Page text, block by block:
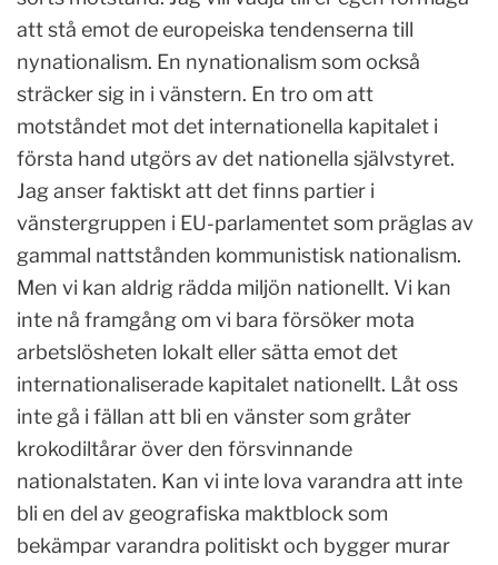
att stå emot de europeiska tendenserna till
nynationalism. En nynationalism som också
sträcker sig in i vänstern. En tro om att
motståndet mot det internationella kapitalet i
första hand utgörs av det nationella självstyret.
Jag anser faktiskt att det finns partier i
vänstergruppen i EU-parlamentet som präglas av
gammal nattstånden kommunistisk nationalism.
Men vi kan aldrig rädda miljön nationellt. Vi kan
inte nå framgång om vi bara försöker mota
arbetslösheten lokalt eller sätta emot det
internationaliserade kapitalet nationellt. Låt oss
inte gå i fällan att bli en vänster som gråter
krokodiltårar över den försvinnande
nationalstaten. Kan vi inte lova varandra att inte
bli en del av geografiska maktblock som
bekämpar varandra politiskt och bygger murar